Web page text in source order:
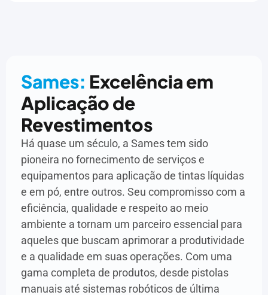
Sames: Excelência em
Aplicação de
Revestimentos
Há quase um século, a Sames tem sido
pioneira no fornecimento de serviços e
equipamentos para aplicação de tintas líquidas
e em pó, entre outros. Seu compromisso com a
eficiência, qualidade e respeito ao meio
ambiente a tornam um parceiro essencial para
aqueles que buscam aprimorar a produtividade
e a qualidade em suas operações. Com uma
gama completa de produtos, desde pistolas
manuais até sistemas robóticos de última